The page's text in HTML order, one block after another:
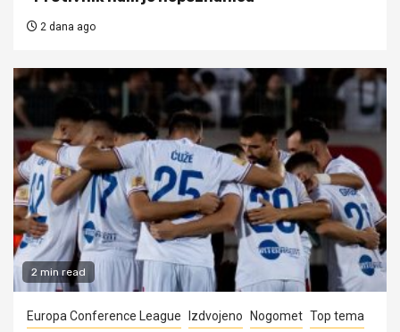
2 dana ago
2 min read
Europa Conference League Izdvojeno Nogomet Top tema